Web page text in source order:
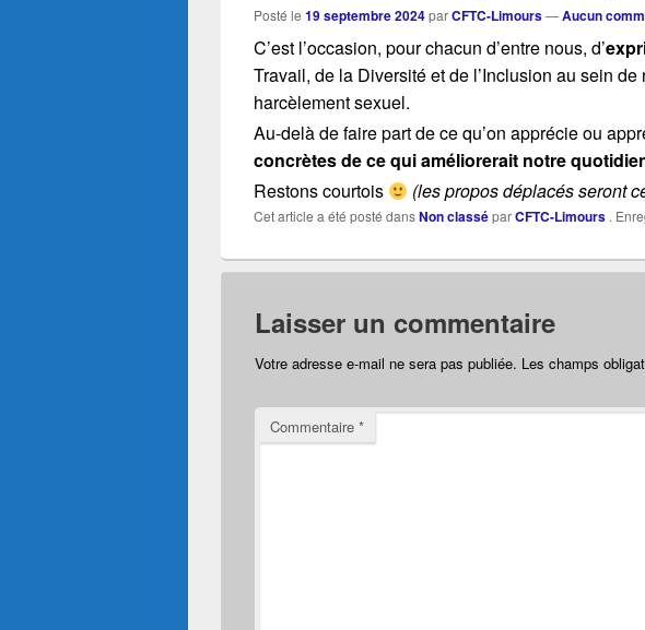
Posté le 19 septembre 2024parCFTC-Limours—Aucun
C’est l’occasion, pour chacun d’entre nous, d’
Travail, de la Diversité et de l’Inclusion au sein
harcèlement sexuel.
Au-delà de faire part de ce qu’on apprécie ou
concrètes de ce qui améliorerait notre
Restons courtois
(les propos déplacés seront
Cet article a été posté dansNon classéparCFTC-Limours .
Laisser un commentaire
Votre adresse e-mail ne sera pas publiée. Les champs
Commentaire *